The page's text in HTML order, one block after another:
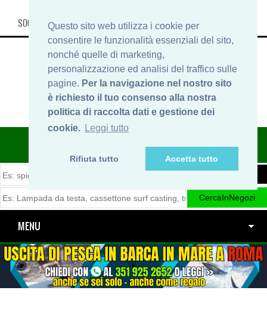
Questo sito web utilizza i cookie per
consentire le funzionalità essenziali del sito,
nonché quelle di marketing,
personalizzazione ed analisi del traffico sulle
pagine. Per la navigazione nel nostro sito
è richiesto il tuo consenso alla nostra
politica di raccolta dati e gestione dei
cookie. Leggi tutto
Rifiuta tutto Accetta tutto
SOCIAL, INFO & SHOP
ITINERARIDIPESCA.IT
MENU